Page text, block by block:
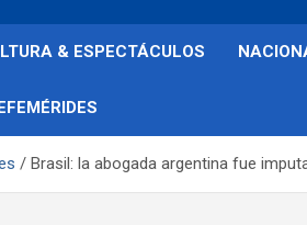
& ESPECTÁCULOS
Brasil: la abogada argentina fue